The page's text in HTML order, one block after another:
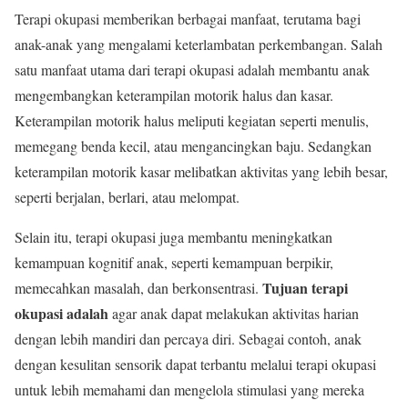
Terapi okupasi memberikan berbagai manfaat, terutama bagi
anak-anak yang mengalami keterlambatan perkembangan. Salah
satu manfaat utama dari terapi okupasi adalah membantu anak
mengembangkan keterampilan motorik halus dan kasar.
Keterampilan motorik halus meliputi kegiatan seperti menulis,
memegang benda kecil, atau mengancingkan baju. Sedangkan
keterampilan motorik kasar melibatkan aktivitas yang lebih besar,
seperti berjalan, berlari, atau melompat.
Selain itu, terapi okupasi juga membantu meningkatkan
kemampuan kognitif anak, seperti kemampuan berpikir,
memecahkan masalah, dan berkonsentrasi. Tujuan terapi
okupasi adalahagar anak dapat melakukan aktivitas harian
dengan lebih mandiri dan percaya diri. Sebagai contoh, anak
dengan kesulitan sensorik dapat terbantu melalui terapi okupasi
untuk lebih memahami dan mengelola stimulasi yang mereka